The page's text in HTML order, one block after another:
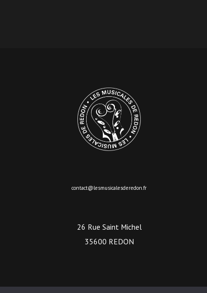
contact@lesmusicalesderedon.fr
26 Rue Saint Michel
35600 REDON